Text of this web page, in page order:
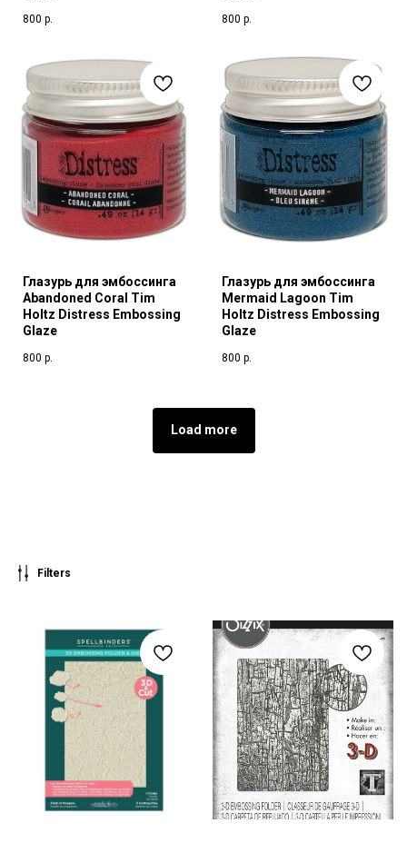
800 р. 800 р.
Глазурь для эмбоссинга
Abandoned Coral Tim
Holtz Distress Embossing
Glaze
800 р.
Глазурь для эмбоссинга
Mermaid Lagoon Tim
Holtz Distress Embossing
Glaze
800 р.
Load more
Filters